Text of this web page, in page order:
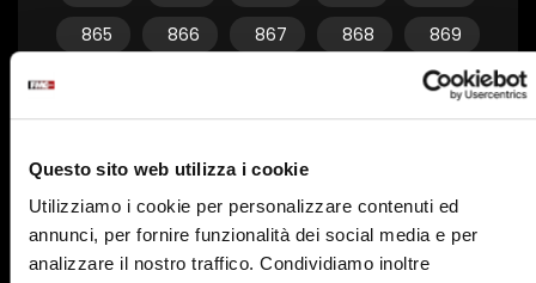
Questo sito web utilizza i cookie
Utilizziamo i cookie per personalizzare contenuti ed
annunci, per fornire funzionalità dei social media e per
analizzare il nostro traffico. Condividiamo inoltre
865
866 867 868
869
874
875
876 877 878
879
880
881 882
885
886 887 888
889
890
891 892 893 894